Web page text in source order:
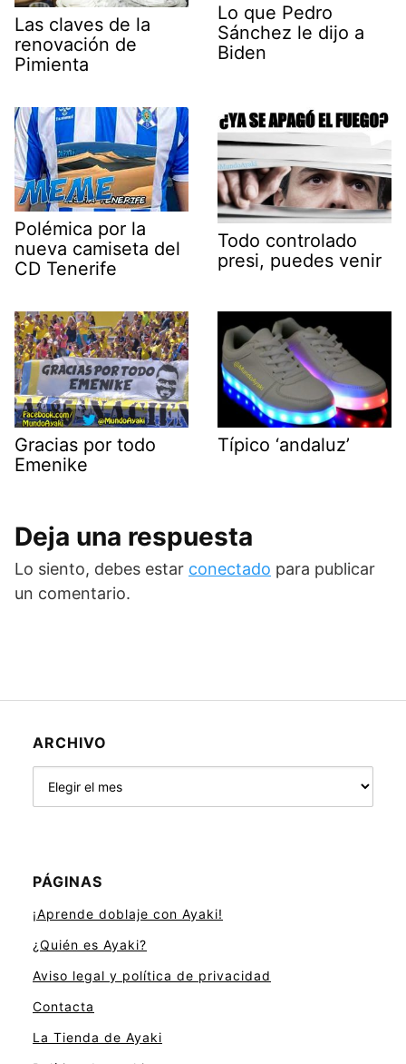
Las claves de la
renovación de
Pimienta
Lo que Pedro
Sánchez le dijo a
Biden
Polémica por la
nueva camiseta del
CD Tenerife
Todo controlado
presi, puedes venir
Gracias por todo
Emenike
Típico ‘andaluz’
Deja una respuesta
Lo siento, debes estar conectado para publicar
un comentario.
ARCHIVO
PÁGINAS
¡Aprende doblaje con Ayaki!
¿Quién es Ayaki?
Aviso legal y política de privacidad
Contacta
La Tienda de Ayaki